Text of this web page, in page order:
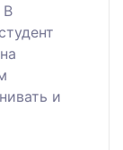
В
и